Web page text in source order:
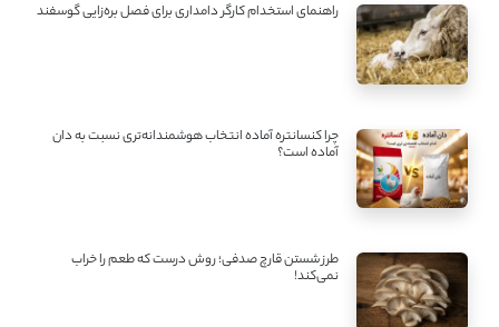
راهنمای استخدام کارگر دامداری برای فصل بره‌زایی گوسفند
چرا کنسانتره آماده انتخاب هوشمندانه‌تری نسبت به دان
آماده است؟
طرز شستن قارچ صدفی؛ روش درست که طعم را خراب
نمی‌کند!